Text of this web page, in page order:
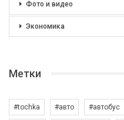
Фото и видео
Экономика
Метки
#tochka #авто #автобус